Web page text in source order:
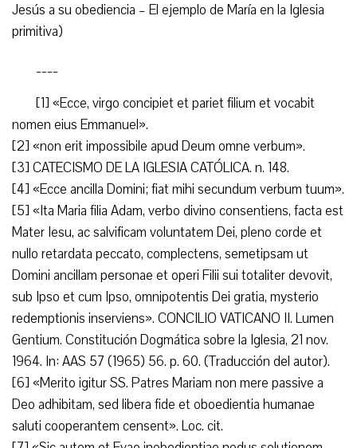
Jesús a su obediencia – El ejemplo de María en la Iglesia
primitiva)
____
[1] «Ecce, virgo concipiet et pariet filium et vocabit
nomen eius Emmanuel».
[2] «non erit impossibile apud Deum omne verbum».
[3] CATECISMO DE LA IGLESIA CATÓLICA. n. 148.
[4] «Ecce ancilla Domini; fiat mihi secundum verbum tuum».
[5] «Ita Maria filia Adam, verbo divino consentiens, facta est
Mater Iesu, ac salvificam voluntatem Dei, pleno corde et
nullo retardata peccato, complectens, semetipsam ut
Domini ancillam personae et operi Filii sui totaliter devovit,
sub Ipso et cum Ipso, omnipotentis Dei gratia, mysterio
redemptionis inserviens». CONCILIO VATICANO II. Lumen
Gentium. Constitución Dogmática sobre la Iglesia, 21 nov.
1964. In: AAS 57 (1965) 56. p. 60. (Traducción del autor).
[6] «Merito igitur SS. Patres Mariam non mere passive a
Deo adhibitam, sed libera fide et oboedientia humanae
saluti cooperantem censent». Loc. cit.